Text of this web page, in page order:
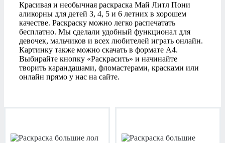
Красивая и необычная раскраска Май Литл Пони
аликорны для детей 3, 4, 5 и 6 летних в хорошем
качестве. Раскраску можно легко распечатать
бесплатно. Мы сделали удобный функционал для
девочек, мальчиков и всех любителей играть онлайн.
Картинку также можно скачать в формате А4.
Выбирайте кнопку «Раскрасить» и начинайте
творить карандашами, фломастерами, красками или
онлайн прямо у нас на сайте.